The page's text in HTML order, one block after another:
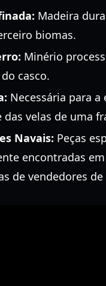
Madeira
biomas.
Minério
casco.
Necessária para a
das velas de uma
Navais: Peças
encontradas
de vendedores